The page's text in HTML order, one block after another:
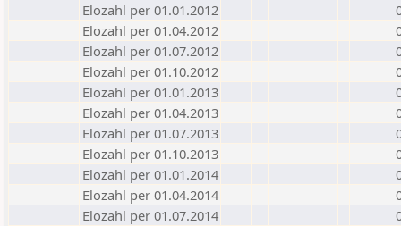
Elozahl per 01.01.2012
Elozahl per 01.04.2012
Elozahl per 01.07.2012
Elozahl per 01.10.2012
Elozahl per 01.01.2013
Elozahl per 01.04.2013
Elozahl per 01.07.2013
Elozahl per 01.10.2013
Elozahl per 01.01.2014
Elozahl per 01.04.2014
Elozahl per 01.07.2014